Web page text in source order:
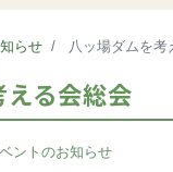
らせ 八ッ場ダムを考
る会総会
ントのお知らせ